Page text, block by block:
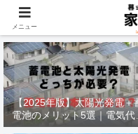
材木
【2025年版】太陽光発電＋
電池のメリット5選｜電気代
減・停電対策も徹底解説
メニュー